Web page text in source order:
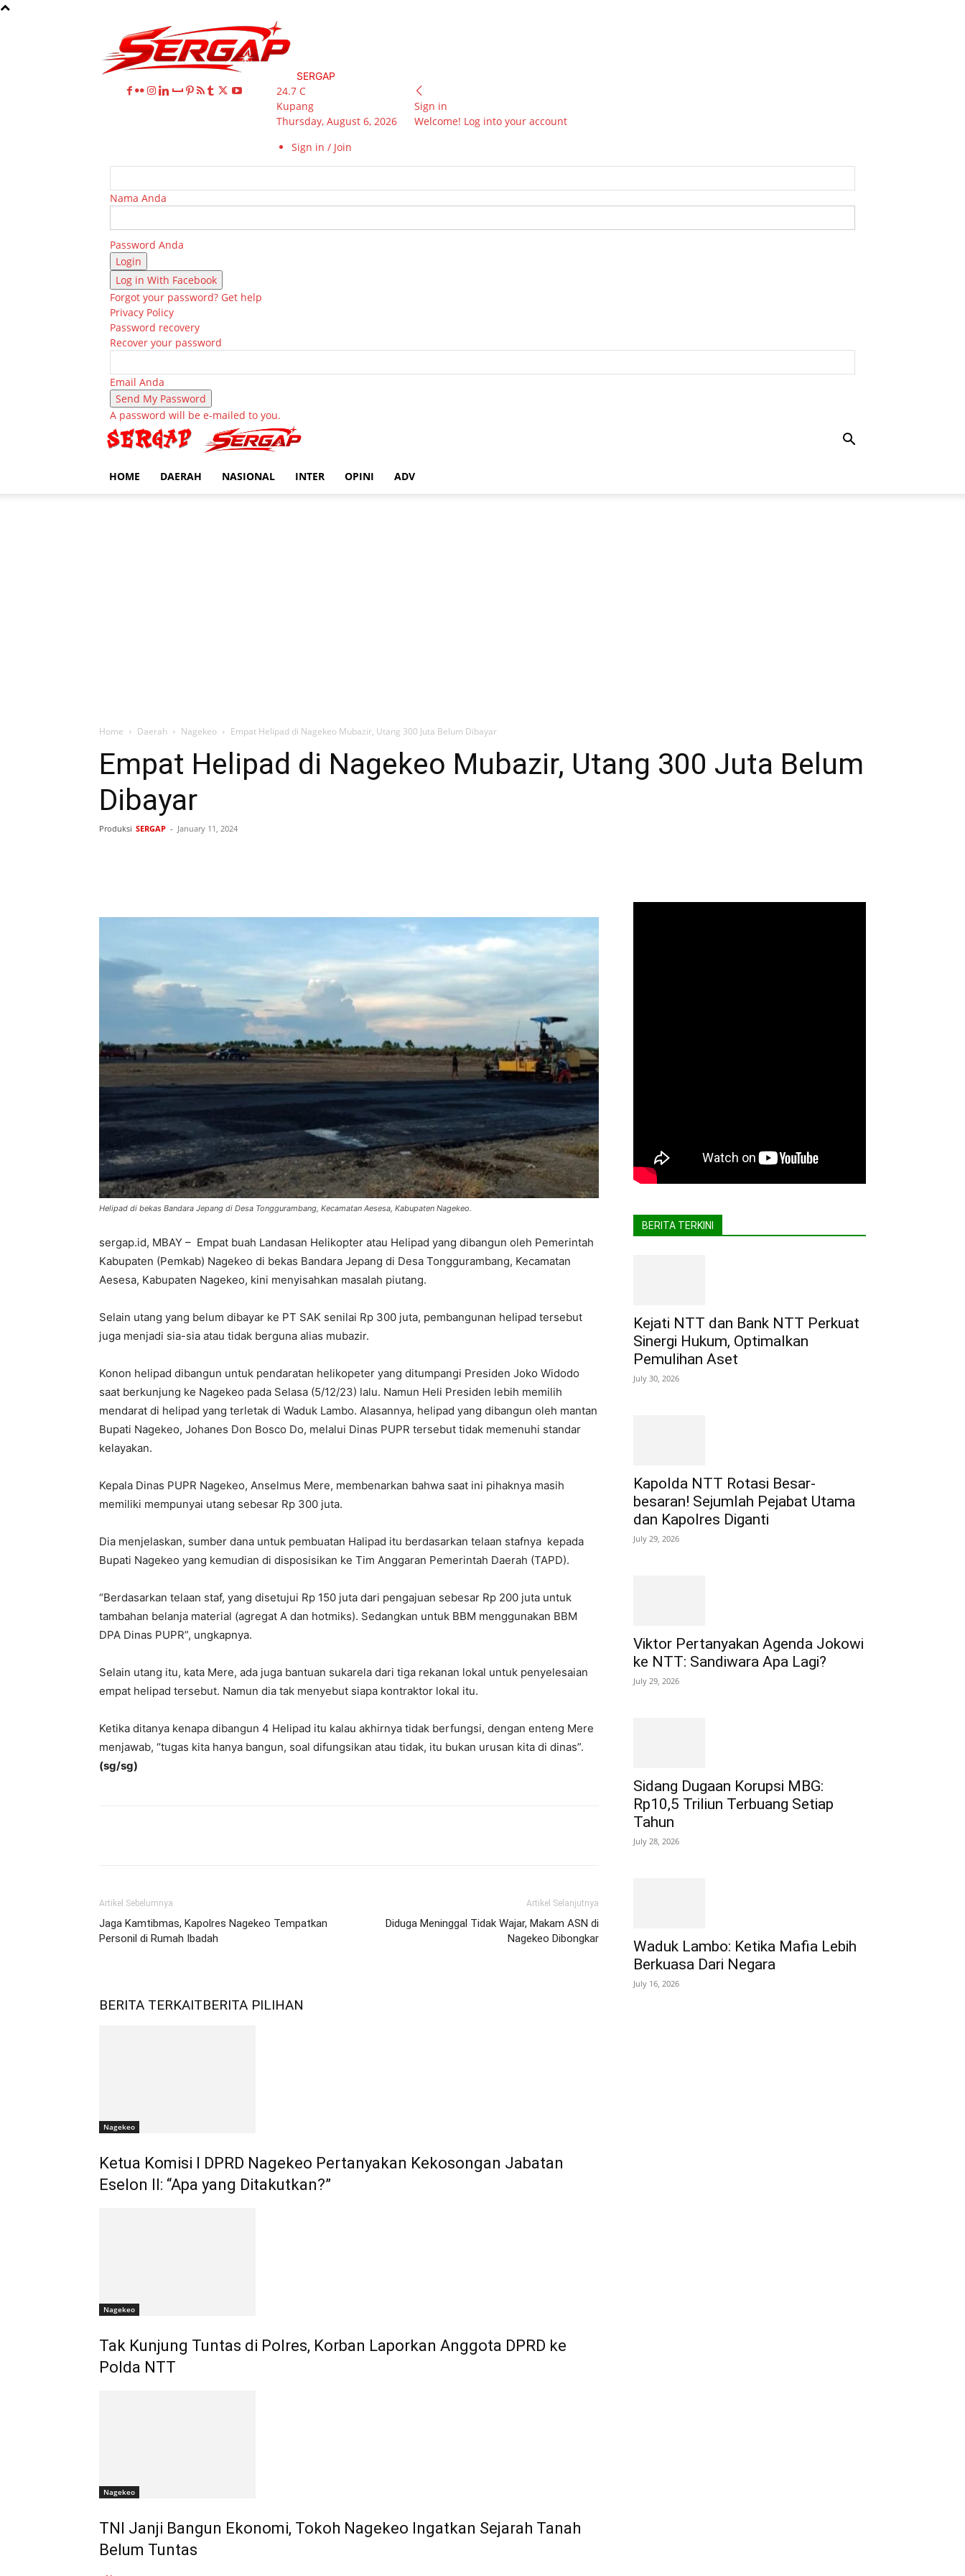
SERGAP
24.7 C
Kupang
Thursday, August 6, 2026
Sign in / Join
Sign in
Welcome! Log into your account
Nama Anda
Password Anda
Log in With Facebook
Forgot your password? Get help
Privacy Policy
Password recovery
Recover your password
Email Anda
A password will be e-mailed to you.
HOME DAERAH NASIONAL INTER OPINI ADV
Home Daerah Nagekeo Empat Helipad di Nagekeo Mubazir, Utang 300 Juta Belum Dibayar
Empat Helipad di Nagekeo Mubazir, Utang 300 Juta Belum
Dibayar
Produksi SERGAP - January 11, 2024
Helipad di bekas Bandara Jepang di Desa Tonggurambang, Kecamatan Aesesa, Kabupaten Nagekeo.
sergap.id, MBAY – Empat buah Landasan Helikopter atau Helipad yang dibangun oleh Pemerintah
Kabupaten (Pemkab) Nagekeo di bekas Bandara Jepang di Desa Tonggurambang, Kecamatan
Aesesa, Kabupaten Nagekeo, kini menyisahkan masalah piutang.
Selain utang yang belum dibayar ke PT SAK senilai Rp 300 juta, pembangunan helipad tersebut
juga menjadi sia-sia atau tidak berguna alias mubazir.
Konon helipad dibangun untuk pendaratan helikopeter yang ditumpangi Presiden Joko Widodo
saat berkunjung ke Nagekeo pada Selasa (5/12/23) lalu. Namun Heli Presiden lebih memilih
mendarat di helipad yang terletak di Waduk Lambo. Alasannya, helipad yang dibangun oleh mantan
Bupati Nagekeo, Johanes Don Bosco Do, melalui Dinas PUPR tersebut tidak memenuhi standar
kelayakan.
Kepala Dinas PUPR Nagekeo, Anselmus Mere, membenarkan bahwa saat ini pihaknya masih
memiliki mempunyai utang sebesar Rp 300 juta.
Dia menjelaskan, sumber dana untuk pembuatan Halipad itu berdasarkan telaan stafnya kepada
Bupati Nagekeo yang kemudian di disposisikan ke Tim Anggaran Pemerintah Daerah (TAPD).
“Berdasarkan telaan staf, yang disetujui Rp 150 juta dari pengajuan sebesar Rp 200 juta untuk
tambahan belanja material (agregat A dan hotmiks). Sedangkan untuk BBM menggunakan BBM
DPA Dinas PUPR”, ungkapnya.
Selain utang itu, kata Mere, ada juga bantuan sukarela dari tiga rekanan lokal untuk penyelesaian
empat helipad tersebut. Namun dia tak menyebut siapa kontraktor lokal itu.
Ketika ditanya kenapa dibangun 4 Helipad itu kalau akhirnya tidak berfungsi, dengan enteng Mere
menjawab, “tugas kita hanya bangun, soal difungsikan atau tidak, itu bukan urusan kita di dinas”.
(sg/sg)
Artikel Sebelumnya
Jaga Kamtibmas, Kapolres Nagekeo Tempatkan
Personil di Rumah Ibadah
Artikel Selanjutnya
Diduga Meninggal Tidak Wajar, Makam ASN di
Nagekeo Dibongkar
BERITA TERKAITBERITA PILIHAN
Nagekeo
Ketua Komisi I DPRD Nagekeo Pertanyakan Kekosongan Jabatan
Eselon II: “Apa yang Ditakutkan?”
Nagekeo
Tak Kunjung Tuntas di Polres, Korban Laporkan Anggota DPRD ke
Polda NTT
Nagekeo
TNI Janji Bangun Ekonomi, Tokoh Nagekeo Ingatkan Sejarah Tanah
Belum Tuntas
BERITA TERKINI
Kejati NTT dan Bank NTT Perkuat
Sinergi Hukum, Optimalkan
Pemulihan Aset
July 30, 2026
Kapolda NTT Rotasi Besar-
besaran! Sejumlah Pejabat Utama
dan Kapolres Diganti
July 29, 2026
Viktor Pertanyakan Agenda Jokowi
ke NTT: Sandiwara Apa Lagi?
July 29, 2026
Sidang Dugaan Korupsi MBG:
Rp10,5 Triliun Terbuang Setiap
Tahun
July 28, 2026
Waduk Lambo: Ketika Mafia Lebih
Berkuasa Dari Negara
July 16, 2026